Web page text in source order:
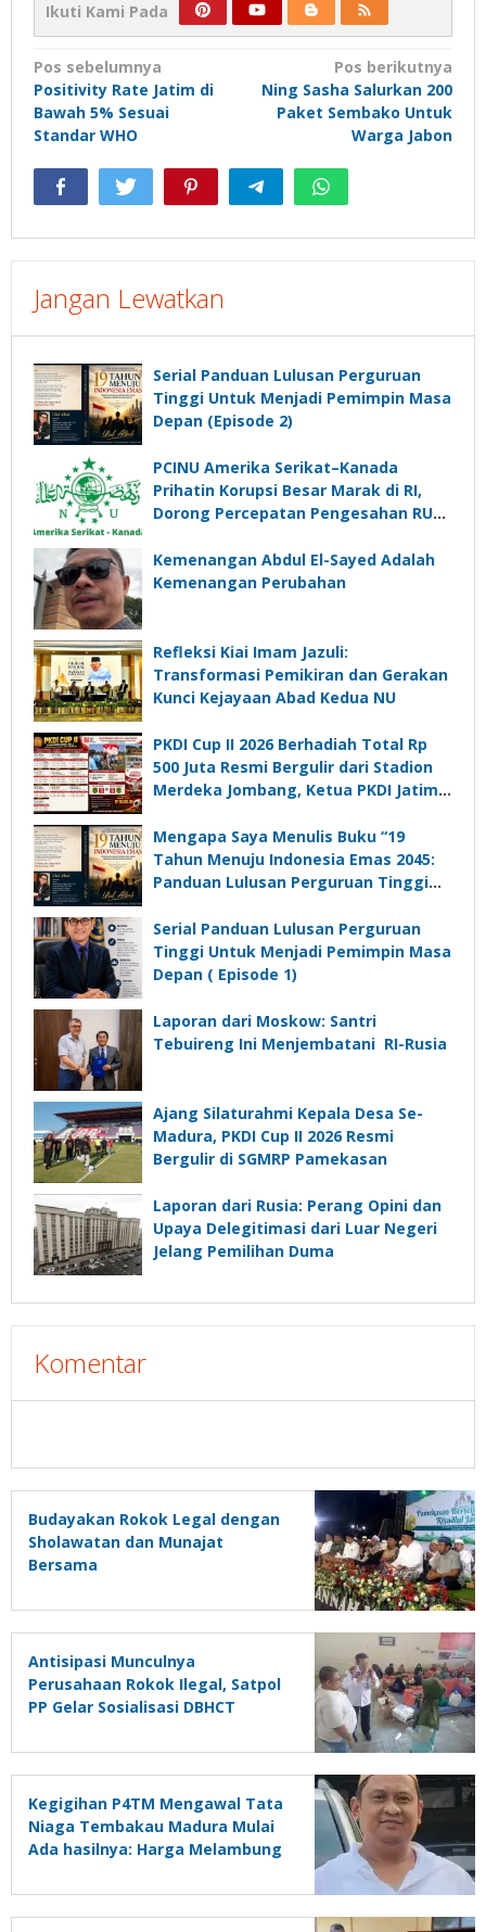
Ikuti Kami Pada
Navigasi
pos
Pos sebelumnya
Positivity Rate Jatim di
Bawah 5% Sesuai
Standar WHO
Pos berikutnya
Ning Sasha Salurkan 200
Paket Sembako Untuk
Warga Jabon
Jangan Lewatkan
Serial Panduan Lulusan Perguruan
Tinggi Untuk Menjadi Pemimpin Masa
Depan (Episode 2)
PCINU Amerika Serikat–Kanada
Prihatin Korupsi Besar Marak di RI,
Dorong Percepatan Pengesahan RUU
Kemenangan Abdul El-Sayed Adalah
Kemenangan Perubahan
Refleksi Kiai Imam Jazuli:
Transformasi Pemikiran dan Gerakan
Kunci Kejayaan Abad Kedua NU
PKDI Cup II 2026 Berhadiah Total Rp
500 Juta Resmi Bergulir dari Stadion
Merdeka Jombang, Ketua PKDI Jatim:
Komunikasi Kades untuk Memajukan
Desa
Mengapa Saya Menulis Buku “19
Tahun Menuju Indonesia Emas 2045:
Panduan Lulusan Perguruan Tinggi
Depan”?
Serial Panduan Lulusan Perguruan
Tinggi Untuk Menjadi Pemimpin Masa
Depan ( Episode 1)
Laporan dari Moskow: Santri
Tebuireng Ini Menjembatani RI-Rusia
Ajang Silaturahmi Kepala Desa Se-
Madura, PKDI Cup II 2026 Resmi
Bergulir di SGMRP Pamekasan
Laporan dari Rusia: Perang Opini dan
Upaya Delegitimasi dari Luar Negeri
Jelang Pemilihan Duma
Komentar
Budayakan Rokok Legal dengan
Sholawatan dan Munajat
Bersama
Antisipasi Munculnya
Perusahaan Rokok Ilegal, Satpol
PP Gelar Sosialisasi DBHCT
Kegigihan P4TM Mengawal Tata
Niaga Tembakau Madura Mulai
Ada hasilnya: Harga Melambung